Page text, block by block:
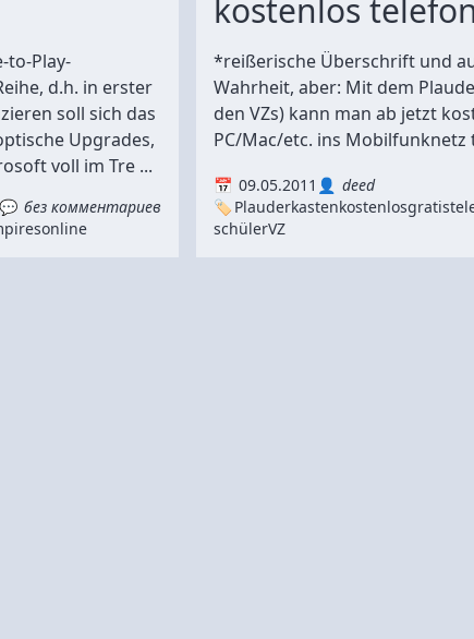
to-Play-
d.h. in erster
soll sich das
Upgrades,
voll im Tre ...
без комментариев
online
kostenlos
*reißerische Überschrift und
Wahrheit, aber: Mit dem
den VZs) kann man ab jetzt
PC/Mac/etc. ins Mobilfunknetz
09.05.2011 deed
Plauderkastenkostenlosgratis
schülerVZ